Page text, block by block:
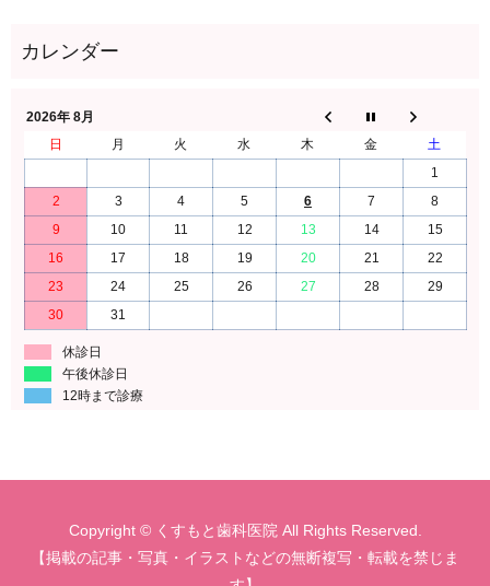
2026年 8月
日
月 火 水 木 金
土
1
2
3 4 5 6 7
8
9
10 11 12 13 14
15
16
17 18 19 20 21
22
23
24 25 26 27 28
29
30
31
休診日
午後休診日
12時まで診療
Copyright © くすもと歯科医院 All Rights Reserved.
【掲載の記事・写真・イラストなどの無断複写・転載を禁じま